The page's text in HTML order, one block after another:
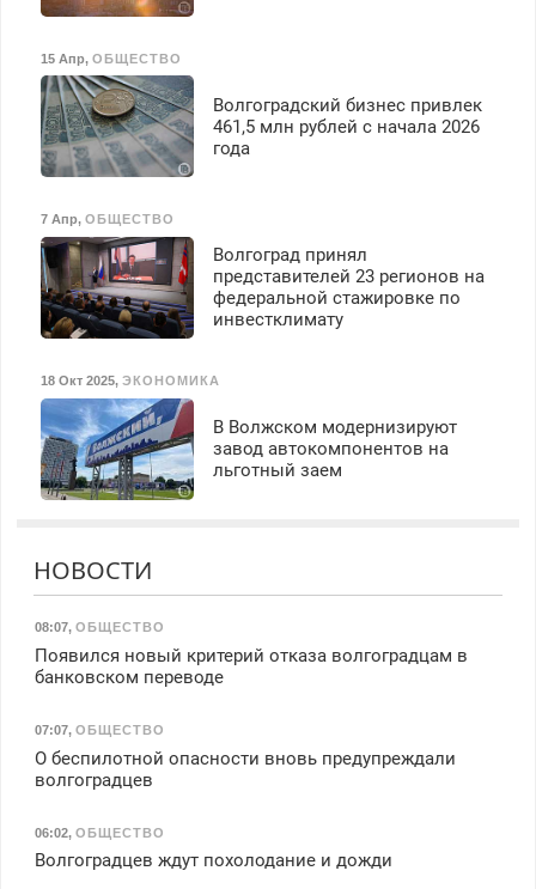
15 Апр, ОБЩЕСТВО
Волгоградский бизнес привлек
461,5 млн рублей с начала 2026
года
7 Апр, ОБЩЕСТВО
Волгоград принял
представителей 23 регионов на
федеральной стажировке по
инвестклимату
18 Окт 2025, ЭКОНОМИКА
В Волжском модернизируют
завод автокомпонентов на
льготный заем
НОВОСТИ
08:07, ОБЩЕСТВО
Появился новый критерий отказа волгоградцам в
банковском переводе
07:07, ОБЩЕСТВО
О беспилотной опасности вновь предупреждали
волгоградцев
06:02, ОБЩЕСТВО
Волгоградцев ждут похолодание и дожди